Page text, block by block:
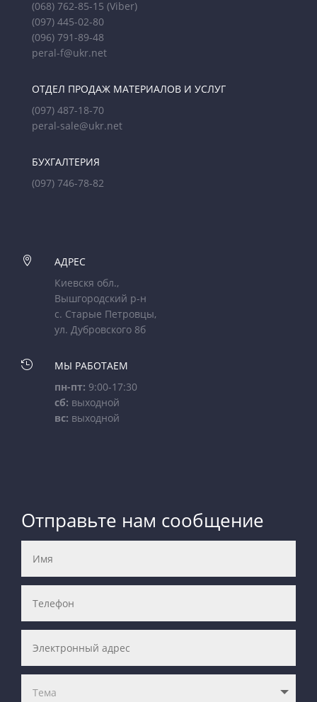
(068) 762-85-15 (Viber)
(097) 445-02-80
(096) 791-89-48
peral-f@ukr.net
ОТДЕЛ ПРОДАЖ МАТЕРИАЛОВ И УСЛУГ
(097) 487-18-70
peral-sale@ukr.net
БУХГАЛТЕРИЯ
(097) 746-78-82

АДРЕС
Киевскя обл.,
Вышгородский р-н
с. Старые Петровцы,
ул. Дубровского 8б

МЫ РАБОТАЕМ
пн-пт: 9:00-17:30
сб: выходной
вс: выходной
Отправьте нам сообщение